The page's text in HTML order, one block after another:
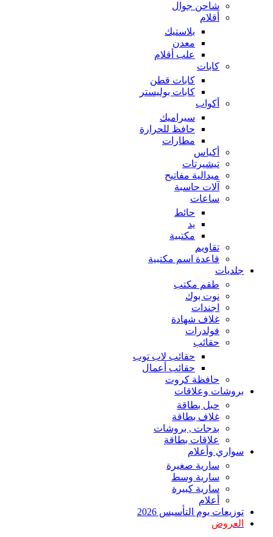
شاحن جوال
أقلام
بلاستيك
معدن
علب أقلام
كابات
كابات قطن
كابات بوليستر
أكواب
سيراميك
حافظ للحرارة
مطارات
أكياس
تيشيرتات
ميدالية مفاتيح
آلات حاسبة
ساعات
حائط
يد
مكتبية
تقاويم
قاعدة اسم مكتبية
جلديات
طقم مكتب
نوت بوك
اجندات
غلاف شهادة
فولدرات
حقائب
حقائب لاب توب
حقائب أعمال
حافظة كروت
بروشات وعلاقات
حبل بطاقة
غلاف بطاقة
بدجات , بروشات
علاقات بطاقة
سواري وأعلام
سارية صغيرة
سارية وسط
سارية كبيرة
أعلام
توزيعات يوم التأسيس 2026
العروض